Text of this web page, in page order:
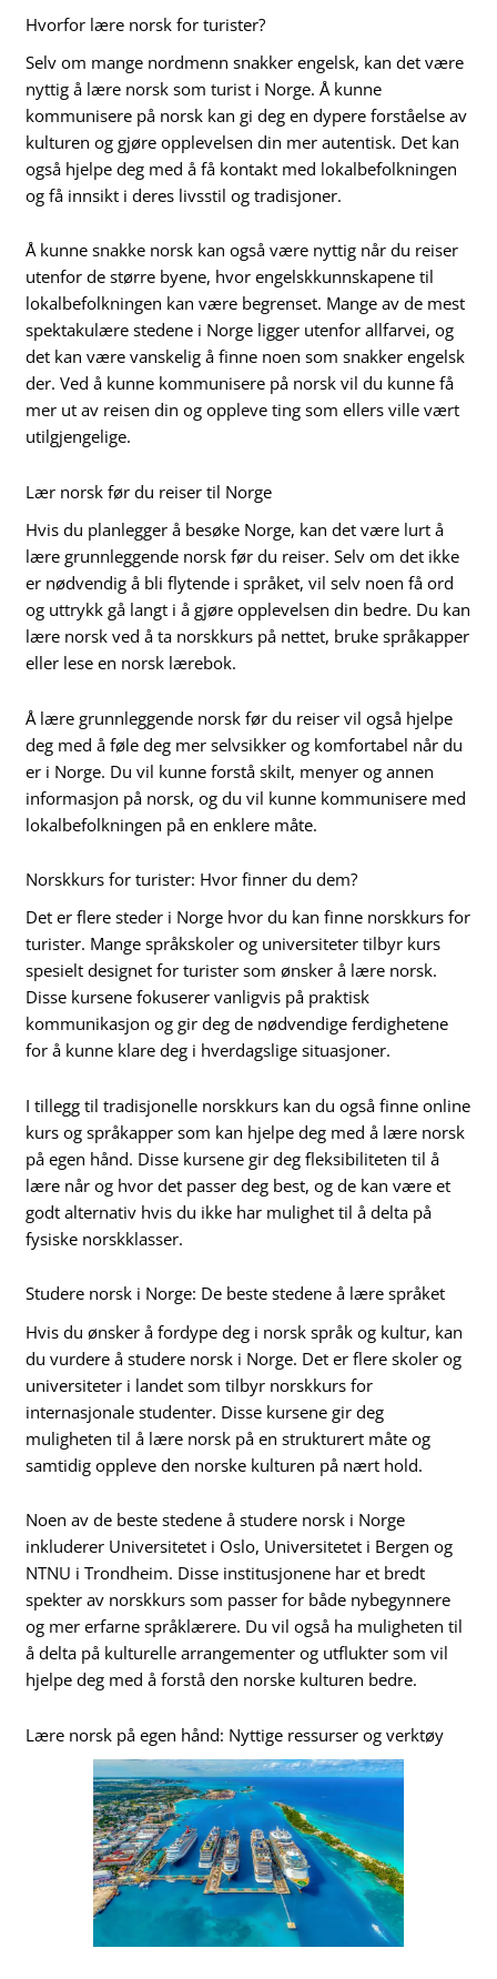
Hvorfor lære norsk for turister?
Selv om mange nordmenn snakker engelsk, kan det være
nyttig å lære norsk som turist i Norge. Å kunne
kommunisere på norsk kan gi deg en dypere forståelse av
kulturen og gjøre opplevelsen din mer autentisk. Det kan
også hjelpe deg med å få kontakt med lokalbefolkningen
og få innsikt i deres livsstil og tradisjoner.
Å kunne snakke norsk kan også være nyttig når du reiser
utenfor de større byene, hvor engelskkunnskapene til
lokalbefolkningen kan være begrenset. Mange av de mest
spektakulære stedene i Norge ligger utenfor allfarvei, og
det kan være vanskelig å finne noen som snakker engelsk
der. Ved å kunne kommunisere på norsk vil du kunne få
mer ut av reisen din og oppleve ting som ellers ville vært
utilgjengelige.
Lær norsk før du reiser til Norge
Hvis du planlegger å besøke Norge, kan det være lurt å
lære grunnleggende norsk før du reiser. Selv om det ikke
er nødvendig å bli flytende i språket, vil selv noen få ord
og uttrykk gå langt i å gjøre opplevelsen din bedre. Du kan
lære norsk ved å ta norskkurs på nettet, bruke språkapper
eller lese en norsk lærebok.
Å lære grunnleggende norsk før du reiser vil også hjelpe
deg med å føle deg mer selvsikker og komfortabel når du
er i Norge. Du vil kunne forstå skilt, menyer og annen
informasjon på norsk, og du vil kunne kommunisere med
lokalbefolkningen på en enklere måte.
Norskkurs for turister: Hvor finner du dem?
Det er flere steder i Norge hvor du kan finne norskkurs for
turister. Mange språkskoler og universiteter tilbyr kurs
spesielt designet for turister som ønsker å lære norsk.
Disse kursene fokuserer vanligvis på praktisk
kommunikasjon og gir deg de nødvendige ferdighetene
for å kunne klare deg i hverdagslige situasjoner.
I tillegg til tradisjonelle norskkurs kan du også finne online
kurs og språkapper som kan hjelpe deg med å lære norsk
på egen hånd. Disse kursene gir deg fleksibiliteten til å
lære når og hvor det passer deg best, og de kan være et
godt alternativ hvis du ikke har mulighet til å delta på
fysiske norskklasser.
Studere norsk i Norge: De beste stedene å lære språket
Hvis du ønsker å fordype deg i norsk språk og kultur, kan
du vurdere å studere norsk i Norge. Det er flere skoler og
universiteter i landet som tilbyr norskkurs for
internasjonale studenter. Disse kursene gir deg
muligheten til å lære norsk på en strukturert måte og
samtidig oppleve den norske kulturen på nært hold.
Noen av de beste stedene å studere norsk i Norge
inkluderer Universitetet i Oslo, Universitetet i Bergen og
NTNU i Trondheim. Disse institusjonene har et bredt
spekter av norskkurs som passer for både nybegynnere
og mer erfarne språklærere. Du vil også ha muligheten til
å delta på kulturelle arrangementer og utflukter som vil
hjelpe deg med å forstå den norske kulturen bedre.
Lære norsk på egen hånd: Nyttige ressurser og verktøy